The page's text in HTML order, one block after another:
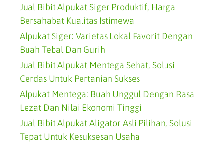
Jual Bibit Alpukat Siger Produktif, Harga
Bersahabat Kualitas Istimewa
Alpukat Siger: Varietas Lokal Favorit Dengan
Buah Tebal Dan Gurih
Jual Bibit Alpukat Mentega Sehat, Solusi
Cerdas Untuk Pertanian Sukses
Alpukat Mentega: Buah Unggul Dengan Rasa
Lezat Dan Nilai Ekonomi Tinggi
Jual Bibit Alpukat Aligator Asli Pilihan, Solusi
Tepat Untuk Kesuksesan Usaha